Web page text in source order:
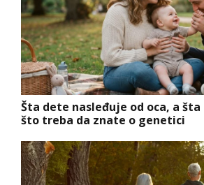
Šta dete nasleđuje od oca, a šta
što treba da znate o genetici